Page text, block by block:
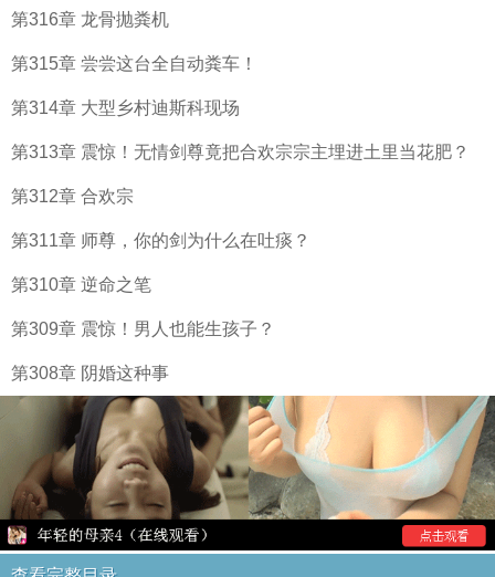
第316章 龙骨抛粪机
第315章 尝尝这台全自动粪车！
第314章 大型乡村迪斯科现场
第313章 震惊！无情剑尊竟把合欢宗宗主埋进土里当花肥？
第312章 合欢宗
第311章 师尊，你的剑为什么在吐痰？
第310章 逆命之笔
第309章 震惊！男人也能生孩子？
第308章 阴婚这种事